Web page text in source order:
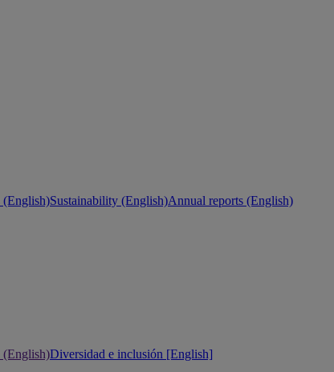
Sustainability (English)Annual reports (English)
(English)Diversidad e inclusión [English]